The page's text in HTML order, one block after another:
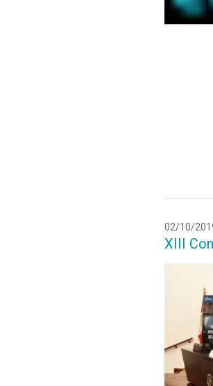
02/10/
XIII